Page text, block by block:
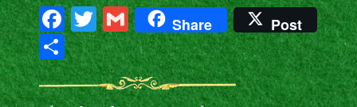
Facebook
Twitter
Gmail
Share Post
Share